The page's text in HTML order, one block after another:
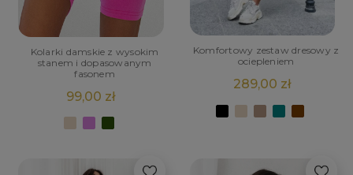
Kolarki damskie z wysokim
stanem i dopasowanym
fasonem
99,00 zł
Komfortowy zestaw dresowy z
ociepleniem
289,00 zł